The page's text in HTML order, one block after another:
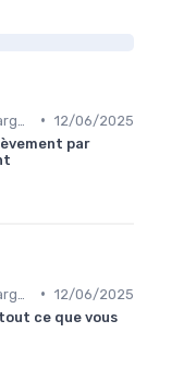
• 12/06/2025
par
• 12/06/2025
ce que vous